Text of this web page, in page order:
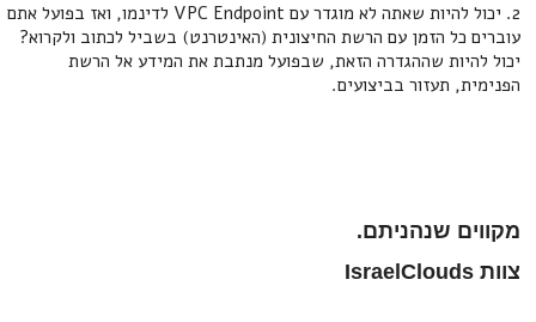
2. יכול להיות שאתה לא מוגדר עם VPC Endpoint לדינמו, ואז בפועל אתם
עוברים כל הזמן עם הרשת החיצונית (האינטרנט) בשביל לכתוב ולקרוא?
יכול להיות שההגדרה הזאת, שבפועל מנתבת את המידע אל הרשת
הפנימית, תעזור בביצועים.
מקווים שנהניתם.
צוות IsraelClouds